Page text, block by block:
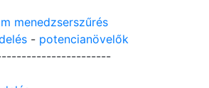
menedzserszűrés
- potencianövelők